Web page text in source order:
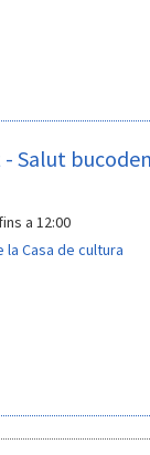
- Salut
a 12:00
Casa de cultura